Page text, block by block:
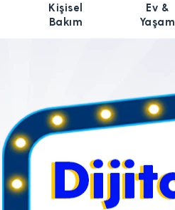
Kişisel
Bakım
Ev &
Yaşam